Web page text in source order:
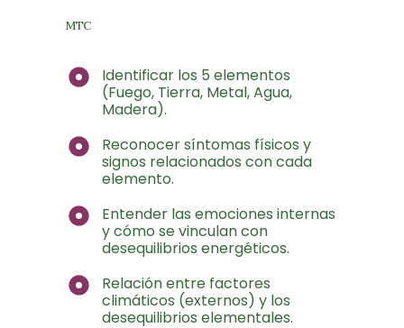
MTC
Identificar los 5 elementos
(Fuego, Tierra, Metal, Agua,
Madera).
Reconocer síntomas físicos y
signos relacionados con cada
elemento.
Entender las emociones internas
y cómo se vinculan con
desequilibrios energéticos.
Relación entre factores
climáticos (externos) y los
desequilibrios elementales.